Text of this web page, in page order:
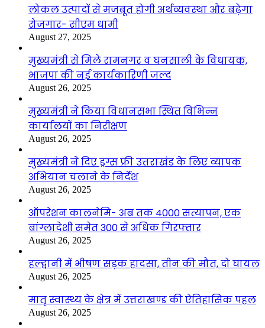
लोकल उत्पादों से मजबूत होगी अर्थव्यवस्था और बढ़ेगा
रोजगार- सीएम धामी
August 27, 2025
मुख्यमंत्री से मिले रामनगर व घनसाली के विधायक,
भाजपा की नई कार्यकारिणी जल्द
August 26, 2025
मुख्यमंत्री ने किया विधानसभा स्थित विभिन्न
कार्यालयों का निरीक्षण
August 26, 2025
मुख्यमंत्री ने दिए ड्रग्स फ्री उत्तराखंड के लिए व्यापक
अभियान चलाने के निर्देश
August 26, 2025
ऑपरेशन कालनेमि- अब तक 4000 सत्यापन, एक
बांग्लादेशी समेत 300 से अधिक गिरफ्तार
August 26, 2025
हल्द्वानी में भीषण सड़क हादसा, तीन की मौत, दो घायल
August 26, 2025
मातृ स्वास्थ्य के क्षेत्र में उत्तराखण्ड की ऐतिहासिक पहल
August 26, 2025